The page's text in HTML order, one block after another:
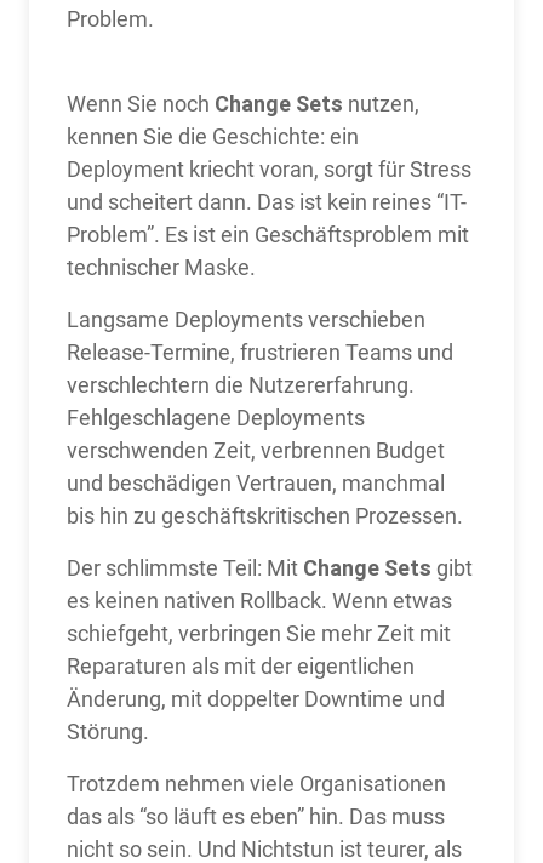
Problem.
Wenn Sie noch Change Sets nutzen,
kennen Sie die Geschichte: ein
Deployment kriecht voran, sorgt für Stress
und scheitert dann. Das ist kein reines “IT-
Problem”. Es ist ein Geschäftsproblem mit
technischer Maske.
Langsame Deployments verschieben
Release-Termine, frustrieren Teams und
verschlechtern die Nutzererfahrung.
Fehlgeschlagene Deployments
verschwenden Zeit, verbrennen Budget
und beschädigen Vertrauen, manchmal
bis hin zu geschäftskritischen Prozessen.
Der schlimmste Teil: Mit Change Sets gibt
es keinen nativen Rollback. Wenn etwas
schiefgeht, verbringen Sie mehr Zeit mit
Reparaturen als mit der eigentlichen
Änderung, mit doppelter Downtime und
Störung.
Trotzdem nehmen viele Organisationen
das als “so läuft es eben” hin. Das muss
nicht so sein. Und Nichtstun ist teurer, als